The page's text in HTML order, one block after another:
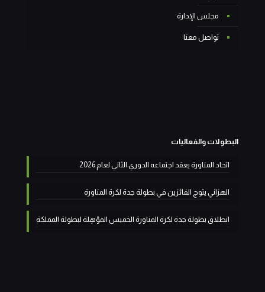
مجلس الإدارة
تواصل معنا
البطولات والفعاليات
اتحاد المناورة يعقد اجتماعه الدوري الثاني لعام 2026
الهزاني يتوج الفائزين في بطولة جدة لكرة المناورة
انطلاق بطولة جدة لكرة المناورة الخميس المؤهِلة لبطولة المملكة